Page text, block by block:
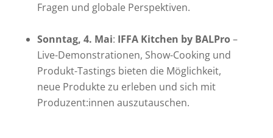
Fragen und globale Perspektiven.
Sonntag, 4. Mai: IFFA Kitchen by BALPro–
Live-Demonstrationen, Show-Cooking und
Produkt-Tastings bieten die Möglichkeit,
neue Produkte zu erleben und sich mit
Produzent:innen auszutauschen.